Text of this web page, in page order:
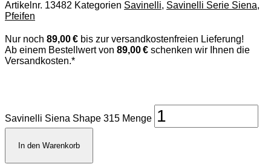
Artikelnr. 13482 Kategorien Savinelli, Savinelli Serie Siena,
Pfeifen
Nur noch 89,00 € bis zur versandkostenfreien Lieferung!
Ab einem Bestellwert von 89,00 € schenken wir Ihnen die
Versandkosten.*
Savinelli Siena Shape 315 Menge
In den Warenkorb